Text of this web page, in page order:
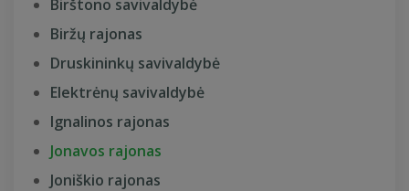
Birštono savivaldybė
Biržų rajonas
Druskininkų savivaldybė
Elektrėnų savivaldybė
Ignalinos rajonas
Jonavos rajonas
Joniškio rajonas